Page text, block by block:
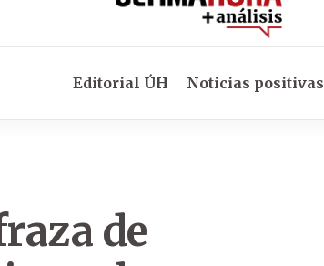
Editorial ÚH Noticias positivas
de